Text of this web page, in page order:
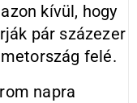
kívül, hogy
pár százezer
felé.
napra